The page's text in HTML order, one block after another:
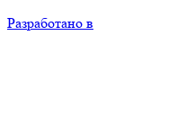
Разработано в